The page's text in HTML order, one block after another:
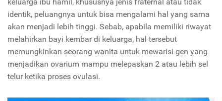
keluarga ibu hamil, khususnya jenis fraternal atau tidak
identik, peluangnya untuk bisa mengalami hal yang sama
akan menjadi lebih tinggi. Sebab, apabila memiliki riwayat
melahirkan bayi kembar di keluarga, hal tersebut
memungkinkan seorang wanita untuk mewarisi gen yang
menjadikan ovarium mampu melepaskan 2 atau lebih sel
telur ketika proses ovulasi.